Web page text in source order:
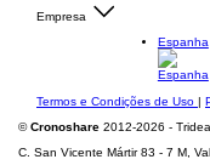
Empresa
Espanha
Termos e Condições de Uso |
©Cronoshare 2012-2026 -
C. San Vicente Mártir 83 - 7 M,